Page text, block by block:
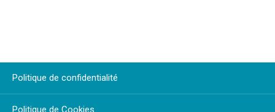
Politique de confidentialité
Politique de Cookies